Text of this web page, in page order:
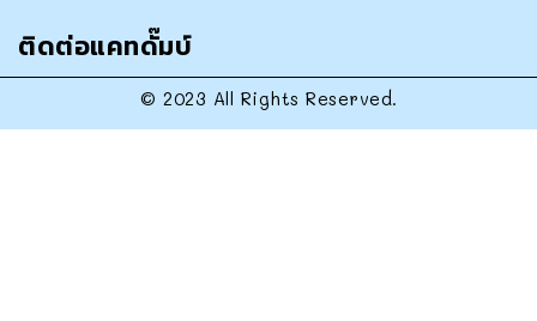
ติดต่อแคทดั๊มบ์
© 2023 All Rights Reserved.